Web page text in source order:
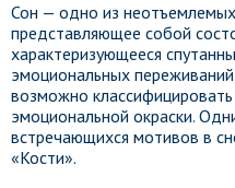
Сон — одно из неотъемлемых
представляющее собой
характеризующееся
эмоциональных
возможно
эмоциональной окраски.
встречающихся мотивов в
«Кости».